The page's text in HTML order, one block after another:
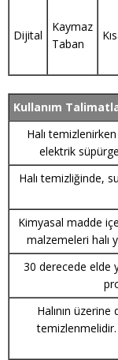
Dijital
Kaymaz
Taban
Kullanım
Halı
elektrik
Halı temizliğinde,
Kimyasal madde
malzemeleri halı
30 derecede elde
Halının